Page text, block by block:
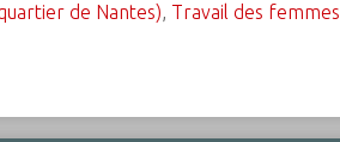
de Nantes), Travail des femmes